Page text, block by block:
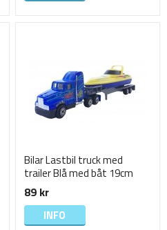
Bilar Lastbil truck med
trailer Blå med båt 19cm
89 kr
INFO